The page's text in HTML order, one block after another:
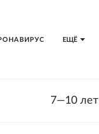
ЕЩЁ
7—10 лет